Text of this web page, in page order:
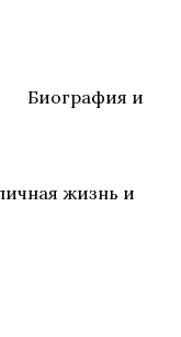
Биография и
жизнь и